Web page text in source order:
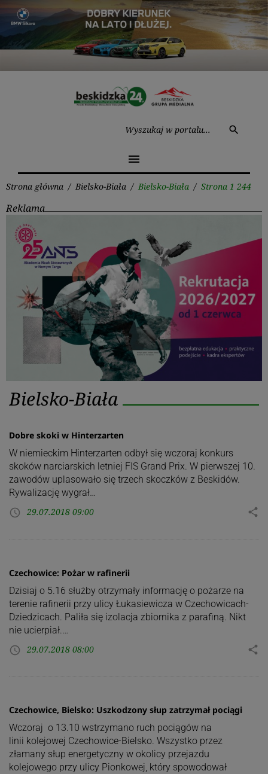
Przejdź
treści
search
menu
Strona główna / Bielsko-Biała / Bielsko-Biała / Strona 1 244
Reklama
Bielsko-
Biała
Bielsko-Biała
Dobre skoki w Hinterzarten
W niemieckim Hinterzarten odbył się wczoraj konkurs
skoków narciarskich letniej FIS Grand Prix. W pierwszej 10.
zawodów uplasowało się trzech skoczków z Beskidów.
Rywalizację wygrał…
access_time 29.07.2018 09:00 share
Czechowice: Pożar w rafinerii
Dzisiaj o 5.16 służby otrzymały informację o pożarze na
terenie rafinerii przy ulicy Łukasiewicza w Czechowicach-
Dziedzicach. Paliła się izolacja zbiornika z parafiną. Nikt
nie ucierpiał.…
access_time 29.07.2018 08:00 share
Czechowice, Bielsko: Uszkodzony słup zatrzymał pociągi
Wczoraj o 13.10 wstrzymano ruch pociągów na
linii kolejowej Czechowice-Bielsko. Wszystko przez
złamany słup energetyczny w okolicy przejazdu
kolejowego przy ulicy Pionkowej, który spowodował